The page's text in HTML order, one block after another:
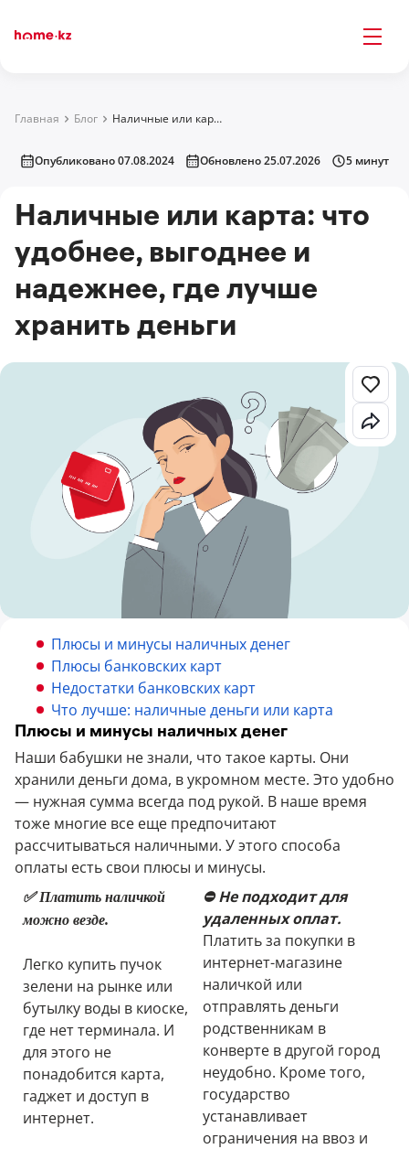
Главная Блог Наличные или карта: что удобнее, выгоднее и надежнее, где лучше хранить деньги
Опубликовано 07.08.2024 Обновлено 25.07.2026 5 минут
Наличные или карта: что
удобнее, выгоднее и
надежнее, где лучше
хранить деньги
Плюсы и минусы наличных денег
Плюсы банковских карт
Недостатки банковских карт
Что лучше: наличные деньги или карта
Плюсы и минусы наличных денег
Наши бабушки не знали, что такое карты. Они
хранили деньги дома, в укромном месте. Это удобно
— нужная сумма всегда под рукой. В наше время
тоже многие все еще предпочитают
рассчитываться наличными. У этого способа
оплаты есть свои плюсы и минусы.
✅ Платить наличкой
можно везде.
Легко купить пучок
зелени на рынке или
бутылку воды в киоске,
где нет терминала. И
для этого не
понадобится карта,
гаджет и доступ в
интернет.
⛔ Не подходит для
удаленных оплат.
Платить за покупки в
интернет-магазине
наличкой или
отправлять деньги
родственникам в
конверте в другой город
неудобно. Кроме того,
государство
устанавливает
ограничения на ввоз и